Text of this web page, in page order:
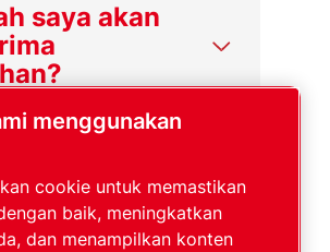
saya akan
dilakukan
Service
menggunakan
cookie untuk memastikan
baik, meningkatkan
dan menampilkan konten